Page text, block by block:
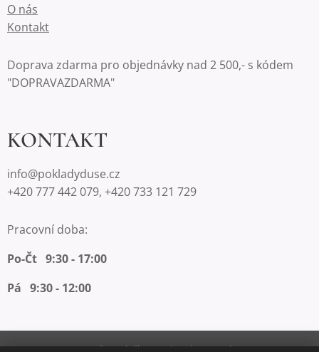
O nás
Kontakt
Doprava zdarma pro objednávky nad 2 500,- s kódem
"DOPRAVAZDARMA"
KONTAKT
info@pokladyduse.cz
+420 777 442 079, +420 733 121 729
Pracovní doba:
Po-Čt 9:30 - 17:00
Pá 9:30 - 12:00
Vytvořeno službouWebnode Cookies